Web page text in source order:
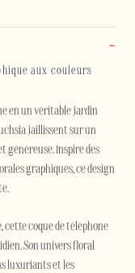
aux couleurs
en un véritable jardin
jaillissent sur un
généreuse. Inspiré des
graphiques, ce design
cette coque de téléphone
Son univers floral
luxuriants et les